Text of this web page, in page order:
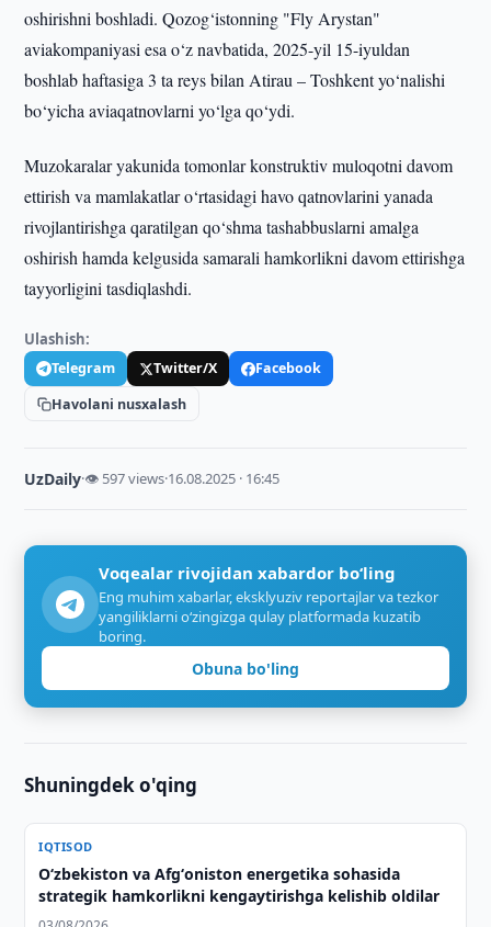
oshirishni boshladi. Qozog‘istonning "Fly Arystan"
aviakompaniyasi esa o‘z navbatida, 2025-yil 15-iyuldan
boshlab haftasiga 3 ta reys bilan Atirau – Toshkent yo‘nalishi
bo‘yicha aviaqatnovlarni yo‘lga qo‘ydi.
Muzokaralar yakunida tomonlar konstruktiv muloqotni davom
ettirish va mamlakatlar o‘rtasidagi havo qatnovlarini yanada
rivojlantirishga qaratilgan qo‘shma tashabbuslarni amalga
oshirish hamda kelgusida samarali hamkorlikni davom ettirishga
tayyorligini tasdiqlashdi.
Ulashish:
Telegram Twitter/X
Facebook
Havolani nusxalash
UzDaily·👁 597 views·16.08.2025 · 16:45
Voqealar rivojidan xabardor bo‘ling
Eng muhim xabarlar, eksklyuziv reportajlar va tezkor
yangiliklarni o‘zingizga qulay platformada kuzatib
boring.
Obuna bo'ling
Shuningdek o'qing
IQTISOD
Oʻzbekiston va Afgʻoniston energetika sohasida
strategik hamkorlikni kengaytirishga kelishib oldilar